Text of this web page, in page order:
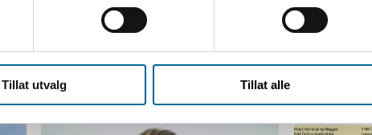
Tillat utvalg Tillat alle